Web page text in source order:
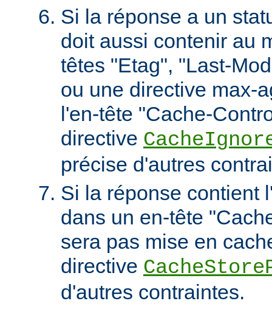
Si la réponse a un
doit aussi contenir au
têtes "Etag", "Last-
ou une directive max-
l'en-tête "Cache-
directive
précise d'autres
Si la réponse contient
dans un en-tête
sera pas mise en
directive
d'autres contraintes.